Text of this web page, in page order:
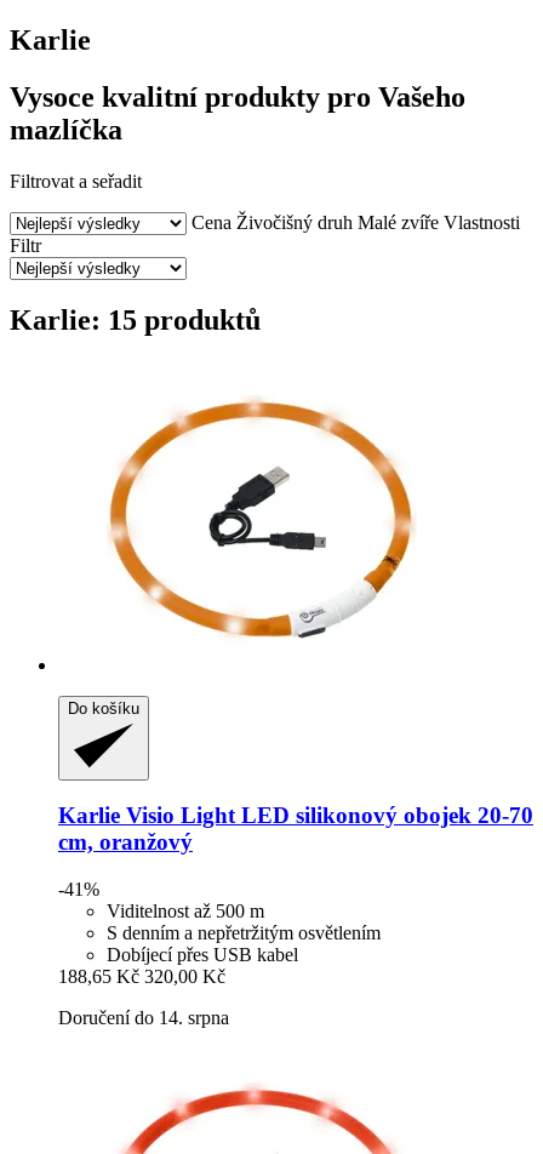
Karlie
Vysoce kvalitní produkty pro Vašeho
mazlíčka
Filtrovat a seřadit
Cena Živočišný druh Malé zvíře Vlastnosti
Filtr
Karlie: 15 produktů
Do košíku
Karlie Visio Light LED silikonový obojek 20-​70
cm, oranžový
-41%
Viditelnost až 500 m
S denním a nepřetržitým osvětlením
Dobíjecí přes USB kabel
188,65 Kč 320,00 Kč
Doručení do 14. srpna